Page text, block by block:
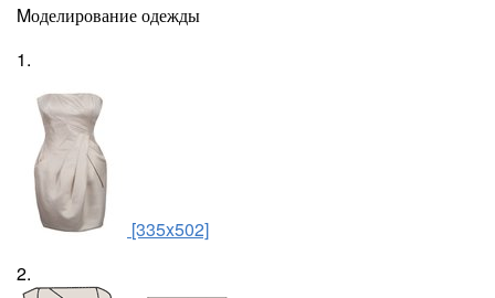
Mоделирование одежды
1.
[335x502]
2.